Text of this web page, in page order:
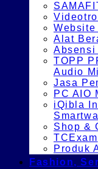
Website
Alat
TOPP
Audio
Jasa
PC AIO
iQibla
Shop &
TCExam
Produk
Fashion,